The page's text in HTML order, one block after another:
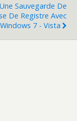
Sauvegarde De
De Registre Avec
7 - Vista